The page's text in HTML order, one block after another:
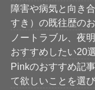
障害や病気と向き
すき）の既往歴の
ノートラブル、夜
おすすめしたい20選
Pinkのおすすめ記
て欲しいことを選